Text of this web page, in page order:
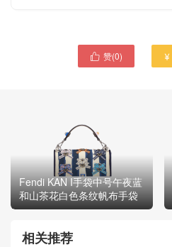
 赞(0) 
Fendi KAN I手袋中号午夜蓝
和山茶花白色条纹帆布手袋
相关推荐